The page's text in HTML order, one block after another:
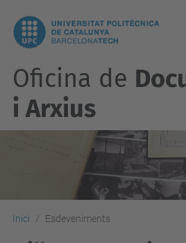
Oficina de
i Arxius
Inici Esdeveniments